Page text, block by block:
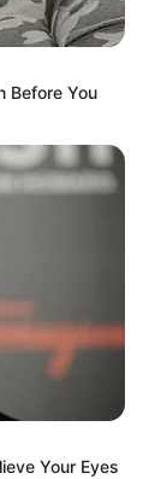
und
Menschen
Kalauer
Before You
Your Eyes